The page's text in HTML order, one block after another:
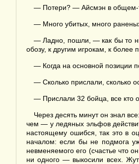
— Потери? — Айсмэн в общем-то
— Много убитых, много
— Ладно, пошли, — как бы то ни
обозу, к другим игрокам, к
— Когда на основной позиции
— Сколько прислали, сколько
— Прислали 32 бойца, все кто
Через десять минут он знал
чем — у ледяных эльфов
настоящему ошибся, так это в
началом: если бы не подмога
невменяемого его (счастье что
ни одного — выкосили всех.